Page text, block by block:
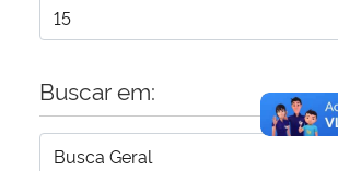
Buscar em: